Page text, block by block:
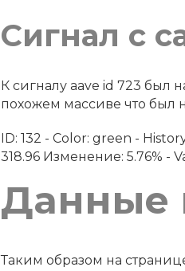
Сигнал с
К сигналу aave id 723
похожем массиве что был
ID: 132 - Color: green -
318.96 Изменение: 5.76% -
Данные
Таким образом на